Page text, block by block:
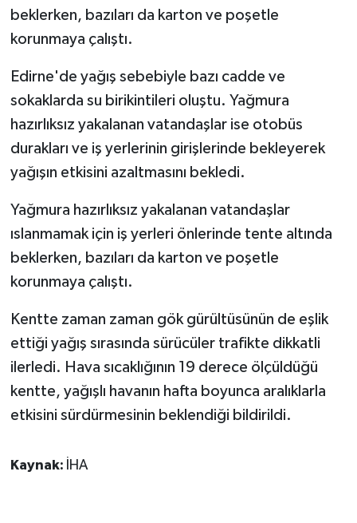
beklerken, bazıları da karton ve poşetle
korunmaya çalıştı.
Edirne'de yağış sebebiyle bazı cadde ve
sokaklarda su birikintileri oluştu. Yağmura
hazırlıksız yakalanan vatandaşlar ise otobüs
durakları ve iş yerlerinin girişlerinde bekleyerek
yağışın etkisini azaltmasını bekledi.
Yağmura hazırlıksız yakalanan vatandaşlar
ıslanmamak için iş yerleri önlerinde tente altında
beklerken, bazıları da karton ve poşetle
korunmaya çalıştı.
Kentte zaman zaman gök gürültüsünün de eşlik
ettiği yağış sırasında sürücüler trafikte dikkatli
ilerledi. Hava sıcaklığının 19 derece ölçüldüğü
kentte, yağışlı havanın hafta boyunca aralıklarla
etkisini sürdürmesinin beklendiği bildirildi.
Kaynak: İHA
Güvenlik
HABERDE İNSAN
İNSAN
İş Dünyası
Jandarma
Kadın
KÜLTÜR SANAT
Otomobil
POLİTİKA